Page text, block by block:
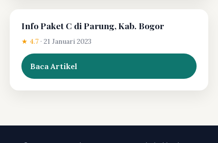
Info Paket C di Parung, Kab. Bogor
★ 4.7 · 21 Januari 2023
Baca Artikel